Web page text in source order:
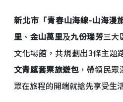
新北市「青春山海線-山海漫
里 、 金山萬里及九份瑞芳三大
文化場館，共規劃出3條主題
文青感套票旅遊包，帶領民眾
眾在旅程的開端就搶先享受生